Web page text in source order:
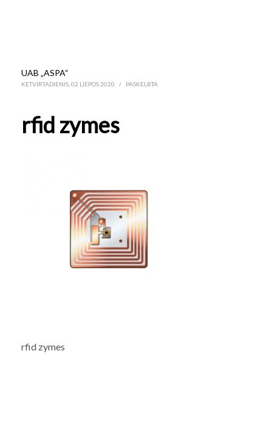
UAB „ASPA“
KETVIRTADIENIS, 02 LIEPOS 2020 / PASKELBTA
rfid zymes
rfid zymes